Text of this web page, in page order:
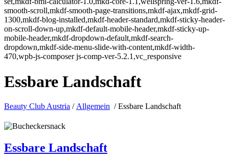
smooth-scroll,mkdf-smooth-page-transitions,mkdf-ajax,mkdf-grid-
1300,mkdf-blog-installed,mkdf-header-standard,mkdf-sticky-header-
on-scroll-down-up,mkdf-default-mobile-header,mkdf-sticky-up-
mobile-header,mkdf-dropdown-default,mkdf-search-
dropdown,mkdf-side-menu-slide-with-content,mkdf-width-
470,wpb-js-composer js-comp-ver-5.2.1,vc_responsive
Essbare Landschaft
Beauty Club Austria / Allgemein /Essbare Landschaft
Essbare Landschaft